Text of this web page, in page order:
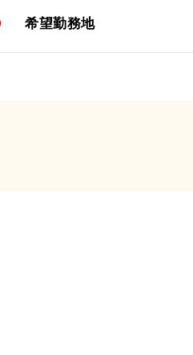
希望勤務地